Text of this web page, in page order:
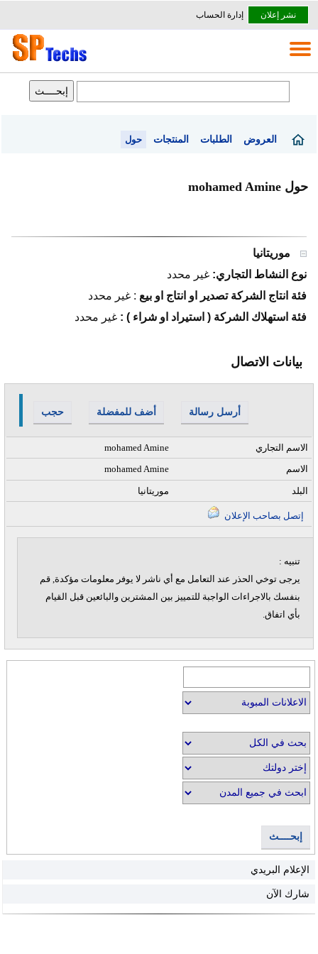
نشر إعلان إدارة الحساب
العروض الطلبات المنتجات حول
حول mohamed Amine
موريتانيا
نوع النشاط التجاري: غير محدد
فئة انتاج الشركة تصدير او انتاج او بيع : غير محدد
فئة استهلاك الشركة ( استيراد او شراء ) : غير محدد
بيانات الاتصال
حجب أضف للمفضلة أرسل رسالة
mohamed Amine
الاسم التجاري
mohamed Amine
الاسم
موريتانيا البلد
تنبيه :
يرجى توخي الحذر عند التعامل مع أي ناشر لا يوفر معلومات مؤكدة, قم
بنفسك بالاجراءات الواجبة للتمييز بين المشترين والبائعين قبل القيام
بأي اتفاق.
إبحــــث
الإعلام البريدي
شارك الآن